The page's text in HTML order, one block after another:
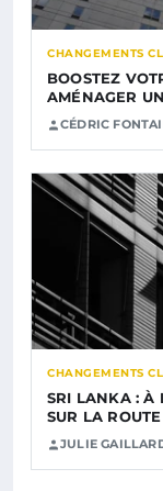
CHANGEMENTS
BOOSTEZ
AMÉNAGER
CÉDRIC
CHANGEMENTS
SRI LANKA : À
SUR LA
JULIE